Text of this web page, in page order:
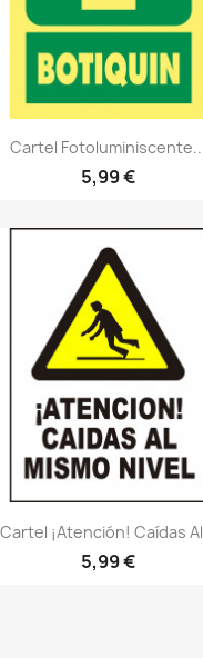
visibility Vistazo rápido
Cartel
5,99 €
visibilityVistazo rápido
Cartel ¡Atención! Caídas
5,99 €